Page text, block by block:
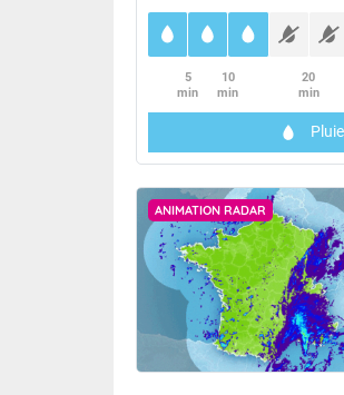
5
min
10
min
20
min
ANIMATION RADAR